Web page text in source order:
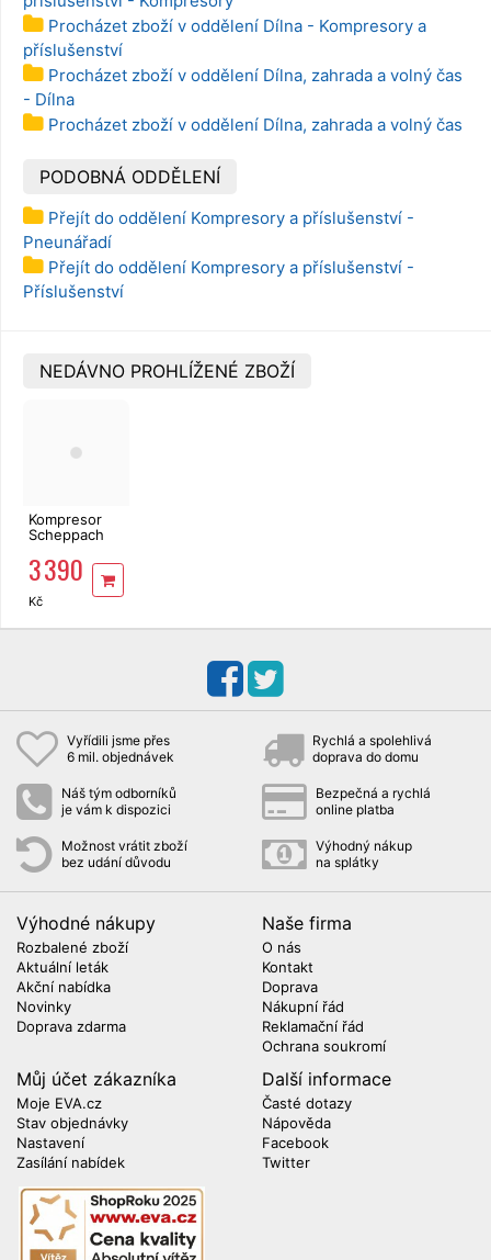
Procházet zboží v oddělení Dílna - Kompresory a
příslušenství
Procházet zboží v oddělení Dílna, zahrada a volný čas
- Dílna
Procházet zboží v oddělení Dílna, zahrada a volný čas
PODOBNÁ ODDĚLENÍ
Přejít do oddělení Kompresory a příslušenství -
Pneunářadí
Přejít do oddělení Kompresory a příslušenství -
Příslušenství
NEDÁVNO PROHLÍŽENÉ ZBOŽÍ
Kompresor
Scheppach
3 390
Kč
Vyřídili jsme přes
6 mil. objednávek
Rychlá a spolehlivá
doprava do domu
Náš tým odborníků
je vám k dispozici
Bezpečná a rychlá
online platba
Možnost vrátit zboží
bez udání důvodu
Výhodný nákup
na splátky
Výhodné nákupy
Rozbalené zboží
Aktuální leták
Akční nabídka
Novinky
Doprava zdarma
Naše firma
O nás
Kontakt
Doprava
Nákupní řád
Reklamační řád
Ochrana soukromí
Můj účet zákazníka
Moje EVA.cz
Stav objednávky
Nastavení
Zasílání nabídek
Další informace
Časté dotazy
Nápověda
Facebook
Twitter